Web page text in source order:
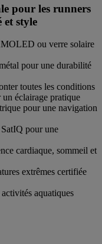
pour les runners
style
ou verre solaire
pour une durabilité
toutes les conditions
éclairage pratique
pour une navigation
pour une
cardiaque, sommeil et
extrêmes certifiée
aquatiques